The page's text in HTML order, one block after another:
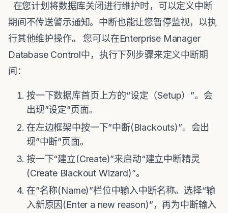
在您计划将数据库关闭进行维护时，可以定义中断
期间不传送警示通知。中断也能让您暂停监视，以执
行其他维护操作。 您可以在Enterprise Manager
Database Control中，执行下列步骤来定义中断期
间：
按一下数据库首页上方的“设定（Setup）”。会
出现”设定”页面。
在左边框架中按一下”中断(Blackouts)”。会出
现”中断”页面。
按一下“建立(Create)”来启动“建立中断精灵
(Create Blackout Wizard)”。
在”名称(Name)”栏位中输入中断名称。选择“输
入新原因(Enter a new reason)”，再为中断输入